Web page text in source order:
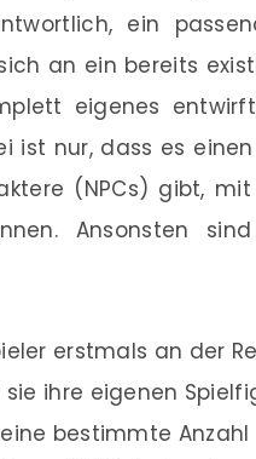
ein
an ein bereits
eigenes
ist nur, dass es
(NPCs) gibt,
Ansonsten
erstmals an der
ihre eigenen
bestimmte Anzahl